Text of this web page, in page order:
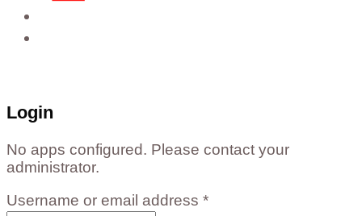
Login
No apps configured. Please contact your
administrator.
Username or email address *